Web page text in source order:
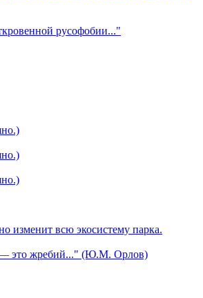
русофобии..."
изменит всю экосистему парка.
— это жребий..." (Ю.М. Орлов)